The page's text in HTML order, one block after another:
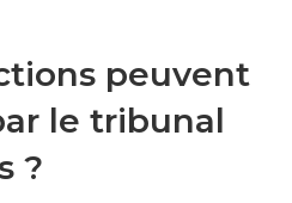
peuvent
le tribunal
?